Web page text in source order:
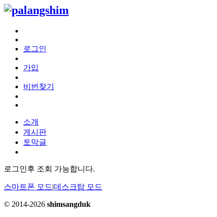
로그인
가입
비번찾기
소개
게시판
토막글
로그인후 조회 가능합니다.
스마트폰 모드|데스크탑 모드
© 2014-2026 shimsangduk